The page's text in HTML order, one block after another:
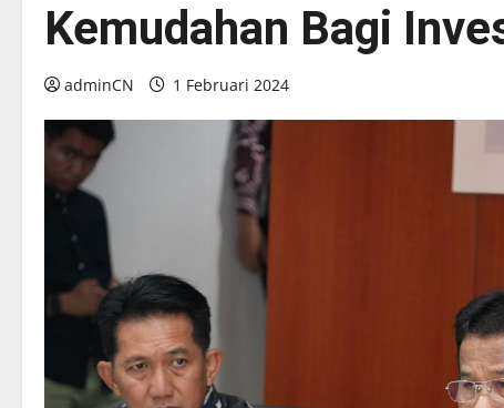
Kemudahan Bagi
adminCN 1 Februari 2024